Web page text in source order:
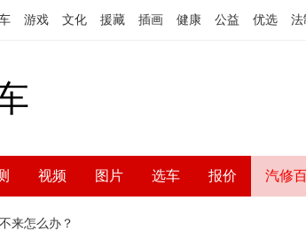
游戏 文化 援藏 插画 健康 公益 优选 法
视频 图片 选车 报价 汽修
来怎么办？